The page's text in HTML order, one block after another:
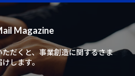
Magazine
だくと、事業創造に関するさま
します。